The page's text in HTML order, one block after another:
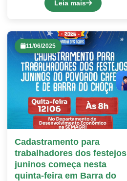
Leia mais
11/06/2025
Cadastramento para
trabalhadores dos festejos
juninos começa nesta
quinta-feira em Barra do